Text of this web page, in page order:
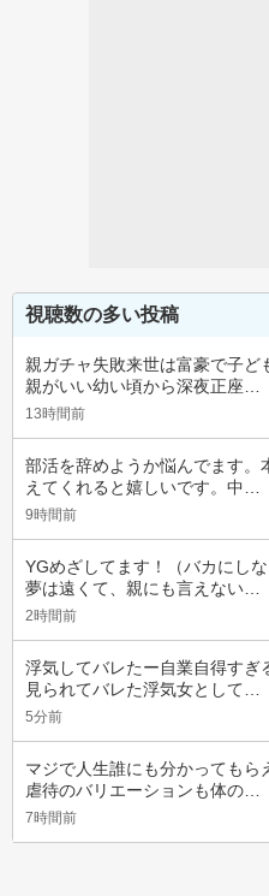
視聴数の多い投稿
親ガチャ失敗来世は富豪で子ど
親がいい幼い頃から深夜正座…
13時間前
部活を辞めようか悩んでます。
えてくれると嬉しいです。中…
9時間前
YGめざしてます！（バカにし
夢は遠くて、親にも言えない…
2時間前
浮気してバレたー自業自得すぎ
見られてバレた浮気女として…
5分前
マジで人生誰にも分かってもら
虐待のバリエーションも体の…
7時間前